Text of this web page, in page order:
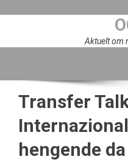
Aktuelt om
Transfer
hengende